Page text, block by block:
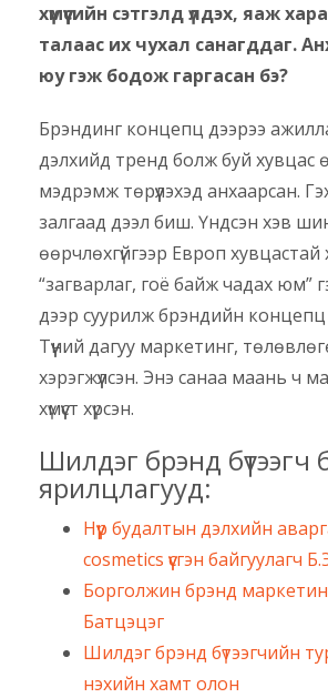
хүмүүсийн сэтгэлд үлдэх, яаж
талаас их чухал санагддаг.
юу гэж бодож гаргасан бэ?
Брэндинг концепц дээрээ
дэлхийд тренд болж буй
мэдрэмж төрүүлэхэд анхаарсан.
залгаад дээл биш. Үндсэн хэв
өөрчлөхгүйгээр Европ
“загварлаг, гоё байж чадах юм”
дээр суурилж брэндийн концепц
Түүний дагуу маркетинг,
хэрэгжүүлсэн. Энэ санаа маань ч
хүмүүст хүрсэн.
Шилдэг брэнд бүтээгч
ярилцлагууд:
Нүүр будалтын дэлхийн
cosmetics үүсгэн байгуулагч
Борголжин брэнд
Батцэцэг
Шилдэг брэнд бүтээгчийн
нэхийн хамт олон